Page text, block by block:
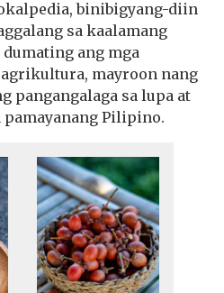
binibigyang-diin
sa kaalamang
dumating ang mga
mayroon nang
pangangalaga sa lupa at
pamayanang Pilipino.